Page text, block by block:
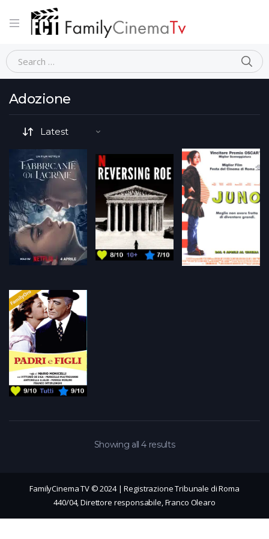
Home
Adozione
Showing all 4 results
FamilyCinema TV © 2024 | Registrazione Tribunale di Roma
440/04, Direttore responsabile, Franco Olearo